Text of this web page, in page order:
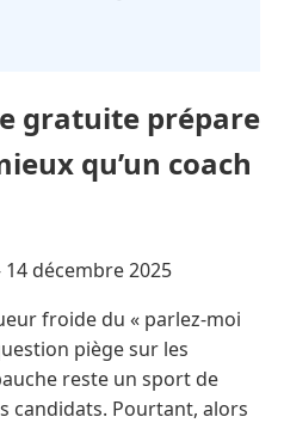
gratuite prépare
qu’un coach
14 décembre 2025
froide du « parlez-moi
piège sur les
reste un sport de
candidats. Pourtant, alors